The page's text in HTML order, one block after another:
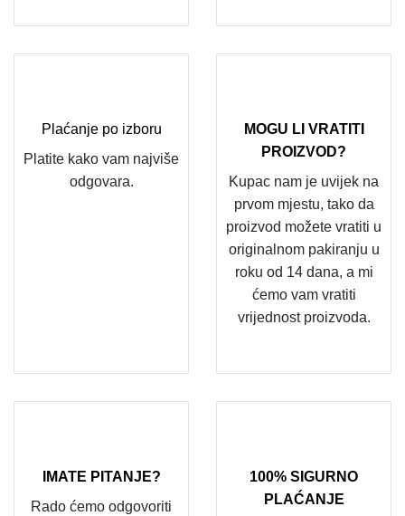
Plaćanje po izboru
Platite kako vam najviše
odgovara.
MOGU LI VRATITI
PROIZVOD?
Kupac nam je uvijek na
prvom mjestu, tako da
proizvod možete vratiti u
originalnom pakiranju u
roku od 14 dana, a mi
ćemo vam vratiti
vrijednost proizvoda.
IMATE PITANJE?
Rado ćemo odgovoriti
100% SIGURNO
PLAĆANJE